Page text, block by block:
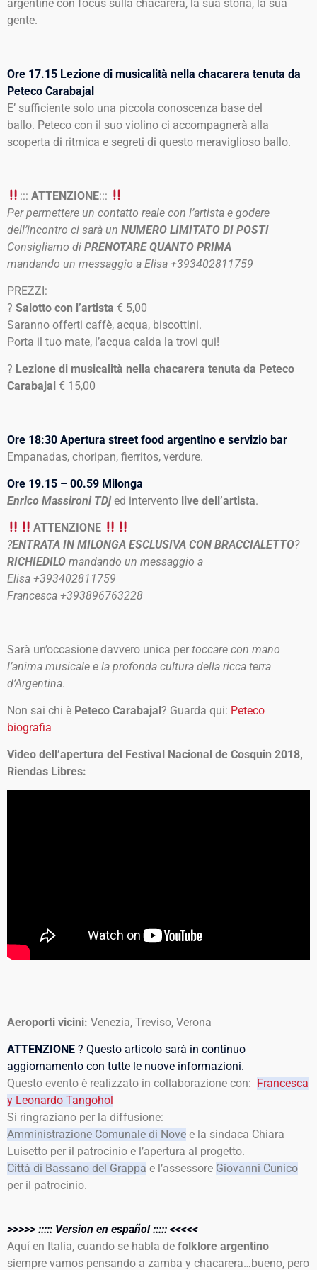
argentine con focus sulla chacarera, la sua storia, la sua
gente.
Ore 17.15 Lezione di musicalità nella chacarera tenuta da
Peteco Carabajal
E’ sufficiente solo una piccola conoscenza base del
ballo. Peteco con il suo violino ci accompagnerà alla
scoperta di ritmica e segreti di questo meraviglioso ballo.
:::ATTENZIONE:::
Per permettere un contatto reale con l’artista e godere
dell’incontro ci sarà un NUMERO LIMITATO DI POSTI
Consigliamo di PRENOTARE QUANTO PRIMA
mandando un messaggio a Elisa +393402811759
PREZZI:
? Salotto con l’artista € 5,00
Saranno offerti caffè, acqua, biscottini.
Porta il tuo mate, l’acqua calda la trovi qui!
? Lezione di musicalità nella chacarera tenuta da Peteco
Carabajal € 15,00
Ore 18:30 Apertura street food argentino e servizio bar
Empanadas, choripan, fierritos, verdure.
Ore 19.15 – 00.59 Milonga
Enrico Massironi TDjed intervento live dell’artista.
ATTENZIONE
?ENTRATA IN MILONGA ESCLUSIVA CON BRACCIALETTO?
RICHIEDILO mandando un messaggio a
Elisa +393402811759
Francesca +393896763228
Sarà un’occasione davvero unica per toccare con mano
l’anima musicale e la profonda cultura della ricca terra
d’Argentina.
Non sai chi è Peteco Carabajal? Guarda qui: Peteco
biografia
Video dell’apertura del Festival Nacional de Cosquin 2018,
Riendas Libres:
Aeroporti vicini: Venezia, Treviso, Verona
ATTENZIONE ? Questo articolo sarà in continuo
aggiornamento con tutte le nuove informazioni.
Questo evento è realizzato in collaborazione con: Francesca
y Leonardo Tangohol
Si ringraziano per la diffusione:
Amministrazione Comunale di Nove e la sindaca Chiara
Luisetto per il patrocinio e l’apertura al progetto.
Città di Bassano del Grappa e l’assessore Giovanni Cunico
per il patrocinio.
>>>>> ::::: Version en español ::::: <<<<<
Aquí en Italia, cuando se habla de folklore argentino
siempre vamos pensando a zamba y chacarera…bueno, pero